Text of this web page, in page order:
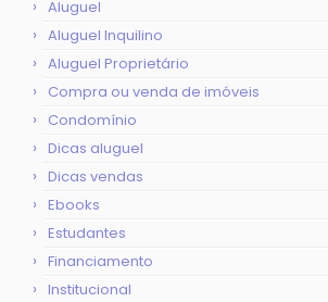
Aluguel
Aluguel Inquilino
Aluguel Proprietário
Compra ou venda de imóveis
Condomínio
Dicas aluguel
Dicas vendas
Ebooks
Estudantes
Financiamento
Institucional